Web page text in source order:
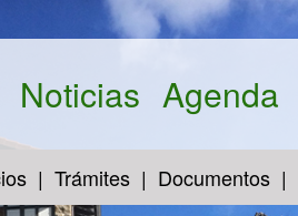
Noticias Agenda
Trámites Documentos